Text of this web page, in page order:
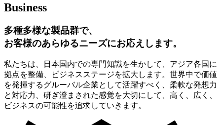
Business
多種多様な製品群で、
お客様のあらゆるニーズにお応えします。
私たちは、日本国内での専門知識を生かして、アジア各国に
拠点を整備、ビジネスステージを拡大します。世界中で価値
を発揮するグルーバル企業として活躍すべく、柔軟な発想力
と対応力、研ぎ澄まされた感覚を大切にして、高く、広く、
ビジネスの可能性を追求していきます。